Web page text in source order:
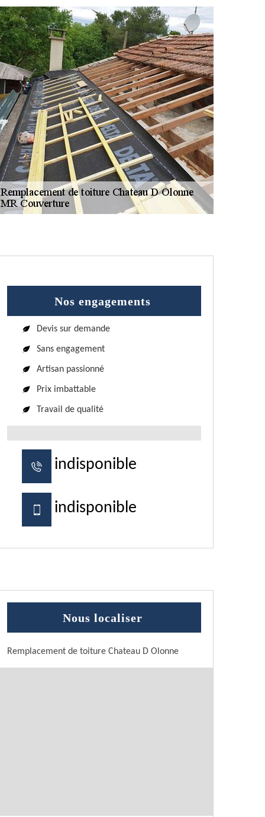
Nos engagements
Devis sur demande
Sans engagement
Artisan passionné
Prix imbattable
Travail de qualité
indisponible
indisponible
Nous localiser
Remplacement de toiture Chateau D Olonne